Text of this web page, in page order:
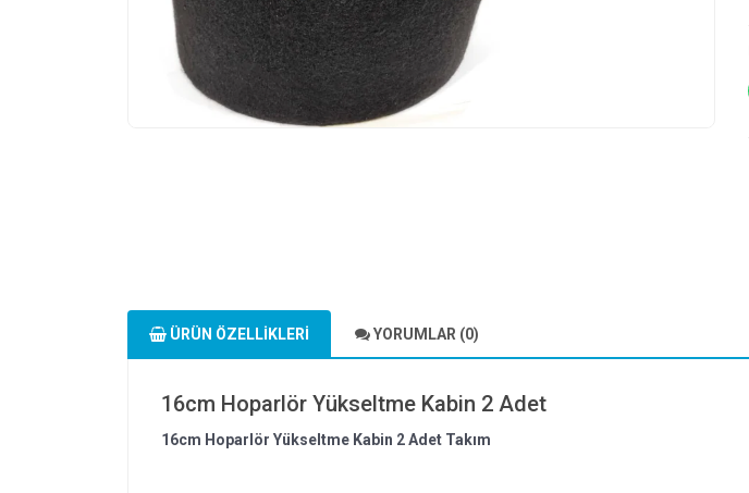
ÜRÜN ÖZELLIKLERI YORUMLAR (0)
16cm Hoparlör Yükseltme Kabin 2 Adet
16cm Hoparlör Yükseltme Kabin 2 Adet Takım